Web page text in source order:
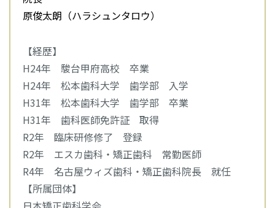
原俊太朗（ハラシュンタロウ）
【経歴】
H24年 駿台甲府高校 卒業
H24年 松本歯科大学 歯学部 入学
H31年 松本歯科大学 歯学部 卒業
H31年 歯科医師免許証 取得
R2年 臨床研修修了 登録
R2年 エスカ歯科・矯正歯科 常勤医師
R4年 名古屋ウィズ歯科・矯正歯科院長 就任
【所属団体】